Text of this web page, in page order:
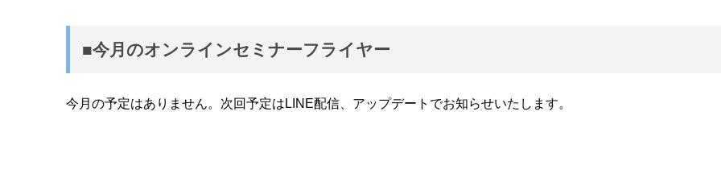
■今月のオンラインセミナーフライヤー
今月の予定はありません。次回予定はLINE配信、アップデートでお知らせいたします。